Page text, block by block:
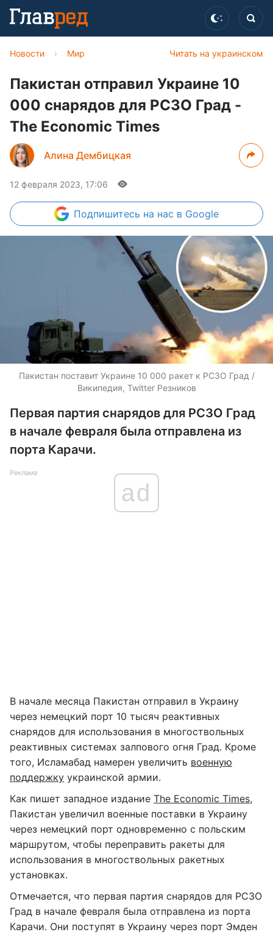
Читать на украинском
Новости › Мир
Пакистан отправил Украине 10
000 снарядов для РСЗО Град -
The Economic Times
Алина Дембицкая
12 февраля 2023, 17:06
Подпишитесь на нас в Google
Пакистан поставит Украине 10 000 ракет к РСЗО Град /
Википедия, Twitter Резников
Первая партия снарядов для РСЗО Град
в начале февраля была отправлена из
порта Карачи.
Реклама
ad
В начале месяца Пакистан отправил в Украину
через немецкий порт 10 тысяч реактивных
снарядов для использования в многоствольных
реактивных системах залпового огня Град. Кроме
того, Исламабад намерен увеличить военную
поддержку украинской армии.
Как пишет западное издание The Economic Times,
Пакистан увеличил военные поставки в Украину
через немецкий порт одновременно с польским
маршрутом, чтобы переправить ракеты для
использования в многоствольных ракетных
установках.
Отмечается, что первая партия снарядов для РСЗО
Град в начале февраля была отправлена из порта
Карачи. Они поступят в Украину через порт Эмден